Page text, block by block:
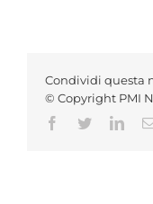
Condividi questa
© Copyright PMI
Facebook
Twitter